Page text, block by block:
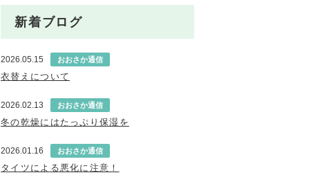
新着ブログ
2026.05.15 おおさか通信
衣替えについて
2026.02.13 おおさか通信
冬の乾燥にはたっぷり保湿を
2026.01.16 おおさか通信
タイツによる悪化に注意！